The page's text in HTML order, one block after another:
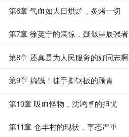
第6章 气血如大日烘炉，炙烤一切
第7章 徐蔓宁的震惊，疑似星辰强者
第8章 还真是为人民服务的好同志啊
第9章 搞钱！徒手撕钢板的顾青
第10章 吸血怪物，沈鸿卓的担忧
第11章 仓丰村的现状，事态严重